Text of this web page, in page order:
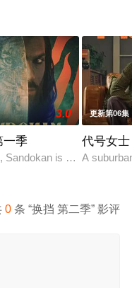
美国史第一季
里·大卫标志性的冷幽
3.0
一季
Sandokan is a pirate who
更新第06集
代号女士
A
0 条 “换挡 第二季” 影评